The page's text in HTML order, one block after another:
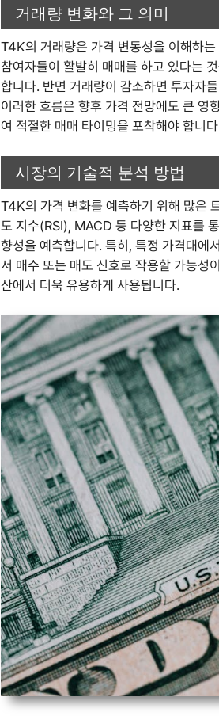
거래량 변화와 그 의미
T4K의 거래량은 가격 변동성을 이해하
참여자들이 활발히 매매를 하고 있다는
합니다. 반면 거래량이 감소하면 투자자
이러한 흐름은 향후 가격 전망에도 큰 영
여 적절한 매매 타이밍을 포착해야 합니
시장의 기술적 분석 방법
T4K의 가격 변화를 예측하기 위해 많은
도 지수(RSI), MACD 등 다양한 지표를
향성을 예측합니다. 특히, 특정 가격대에
서 매수 또는 매도 신호로 작용할 가능성
산에서 더욱 유용하게 사용됩니다.